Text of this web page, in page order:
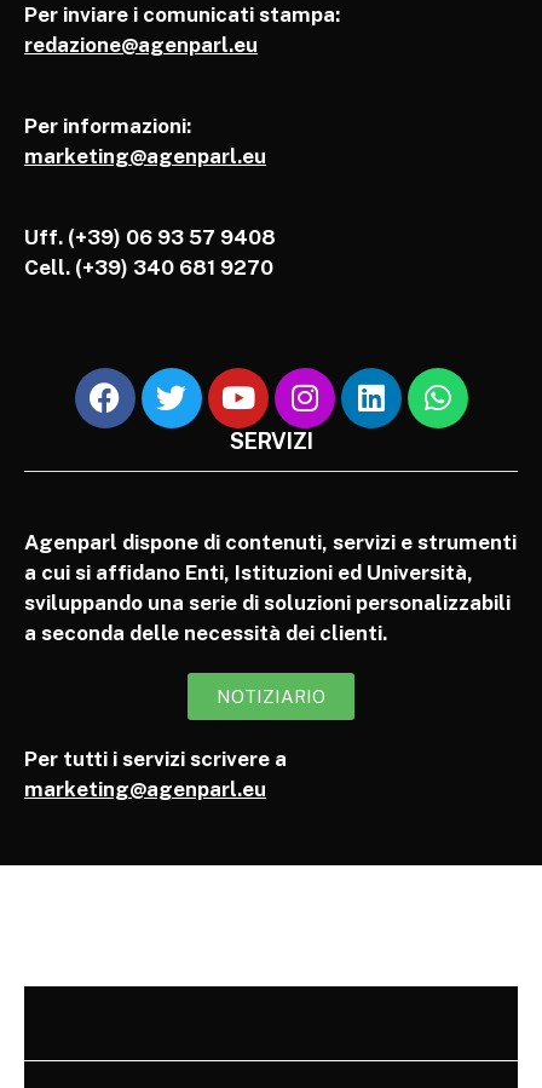
Per inviare i comunicati stampa:
redazione@agenparl.eu
Per informazioni:
marketing@agenparl.eu
Uff. (+39) 06 93 57 9408
Cell. (+39) 340 681 9270
SERVIZI
Agenparl dispone di contenuti, servizi e strumenti
a cui si affidano Enti, Istituzioni ed Università,
sviluppando una serie di soluzioni personalizzabili
a seconda delle necessità dei clienti.
NOTIZIARIO
Per tutti i servizi scrivere a
marketing@agenparl.eu